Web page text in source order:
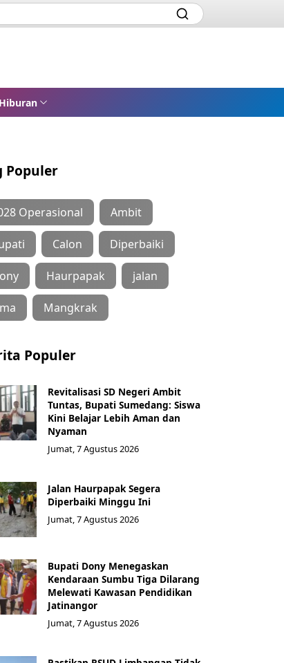
Hiburan
Populer
Operasional Ambit
Calon Diperbaiki
Haurpapak jalan
Mangkrak
Populer
Revitalisasi SD Negeri Ambit
Tuntas, Bupati Sumedang: Siswa
Kini Belajar Lebih Aman dan
Nyaman
Jumat, 7 Agustus 2026
Jalan Haurpapak Segera
Diperbaiki Minggu Ini
Jumat, 7 Agustus 2026
Bupati Dony Menegaskan
Kendaraan Sumbu Tiga Dilarang
Melewati Kawasan Pendidikan
Jatinangor
Jumat, 7 Agustus 2026